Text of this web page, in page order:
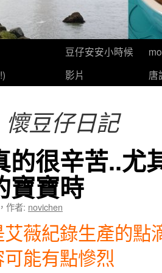
豆仔安安小時候
影片
唐
懷豆仔日記
的很辛苦..尤
寶寶時
， 作者: novichen
薇紀錄生產的點
能有點慘烈